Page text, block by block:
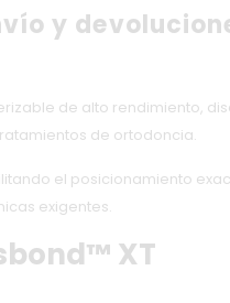
y
de alto rendimiento,
de ortodoncia.
el posicionamiento
exigentes.
XT